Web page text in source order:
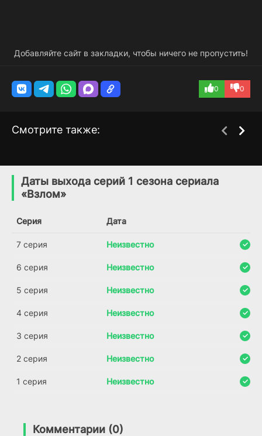
Добавляйте сайт в закладки, чтобы ничего не пропустить!
0 0
Смотрите также:
6.6
Даты выхода серий 1 сезона сериала
«Взлом»
Серия Дата
7 серия Неизвестно
6 серия Неизвестно
5 серия Неизвестно
4 серия Неизвестно
3 серия Неизвестно
2 серия Неизвестно
1 серия Неизвестно
Комментарии (0)